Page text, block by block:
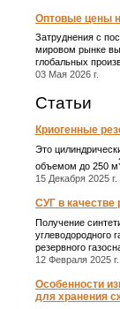
Оптовые цены
Затруднения с
мировом рынке
глобальных
03 Мая 2026 г.
Статьи
Криогенные
Это
объемом до 250 м
15 Декабря 2025 г.
СУГ в качестве
Получение
углеводородного
резервного
12 Февраля 2025 г.
Особенности
для хранения